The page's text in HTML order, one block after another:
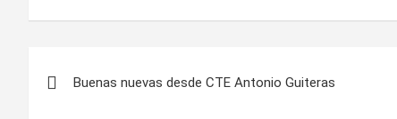
Buenas nuevas desde CTE Antonio Guiteras